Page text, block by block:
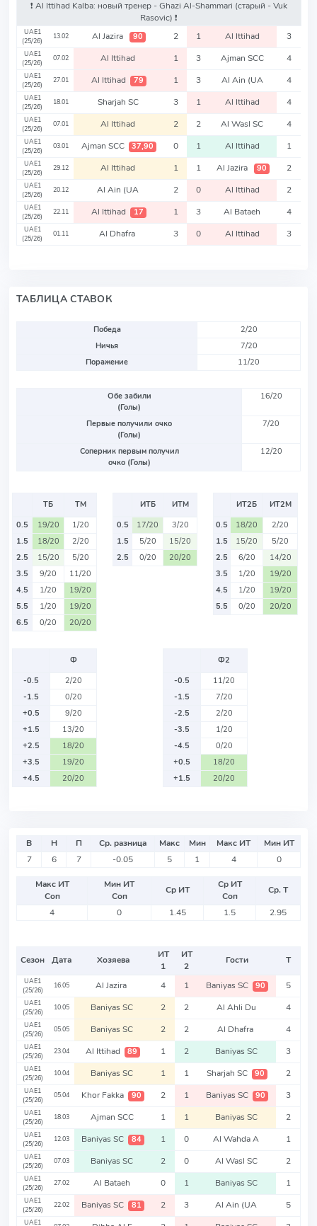
❗️ Al Ittihad Kalba: новый тренер - Ghazi Al-Shammari (старый - Vuk
Rasovic) ❗️
UAE1
(25/26)
13.02 Al Jazira 90 2 1 Al Ittihad 3
UAE1
(25/26)
07.02 Al Ittihad 1 3 Ajman SCC 4
UAE1
(25/26)
27.01 Al Ittihad 79 1 3 Al Ain (UA 4
UAE1
(25/26)
18.01 Sharjah SC 3 1 Al Ittihad 4
UAE1
(25/26)
07.01 Al Ittihad 2 2 Al Wasl SC 4
UAE1
(25/26)
03.01 Ajman SCC 37,90 0 1 Al Ittihad 1
UAE1
(25/26)
29.12 Al Ittihad 1 1 Al Jazira 90 2
UAE1
(25/26)
20.12 Al Ain (UA 2 0 Al Ittihad 2
UAE1
(25/26)
22.11 Al Ittihad 17 1 3 Al Bataeh 4
UAE1
(25/26)
01.11 Al Dhafra 3 0 Al Ittihad 3
ТАБЛИЦА СТАВОК
Победа
2/20
Ничья
7/20
Поражение
11/20
Обе забили
(Голы)
16/20
Первые получили очко
(Голы)
7/20
Соперник первым получил
очко (Голы)
12/20
ТБ
ТМ
0.5
19/20
1/20
1.5
18/20
2/20
2.5
15/20
5/20
3.5
9/20
11/20
4.5
1/20
19/20
5.5
1/20
19/20
6.5
0/20 20/20
ИТБ
ИТМ
0.5
17/20
3/20
1.5
5/20
15/20
2.5
0/20 20/20
ИТ2Б
ИТ2М
0.5
18/20
2/20
1.5
15/20
5/20
2.5
6/20
14/20
3.5
1/20
19/20
4.5
1/20
19/20
5.5
0/20 20/20
Ф
-0.5
2/20
-1.5
0/20
+0.5
9/20
+1.5
13/20
+2.5
18/20
+3.5
19/20
+4.5
20/20
Ф2
-0.5
11/20
-1.5
7/20
-2.5
2/20
-3.5
1/20
-4.5
0/20
+0.5
18/20
+1.5
20/20
В Н П Ср. разница Макс Мин Макс ИТ
Мин ИТ
7
6 7 -0.05 5 1 4 0
Макс ИТ
Соп
Мин ИТ
Соп
Ср ИТ
Ср ИТ
Соп
Ср. Т
4
0 1.45 1.5 2.95
Сезон Дата Хозяева
ИТ
1
ИТ
2
Гости Т
UAE1
(25/26)
16.05 Al Jazira 4 1 Baniyas SC 90 5
UAE1
(25/26)
10.05 Baniyas SC 2 2 Al Ahli Du 4
UAE1
(25/26)
05.05 Baniyas SC 2 2 Al Dhafra 4
UAE1
(25/26)
23.04 Al Ittihad 89 1 2 Baniyas SC 3
UAE1
(25/26)
10.04 Baniyas SC 1 1 Sharjah SC 90 2
UAE1
(25/26)
05.04 Khor Fakka 90 2 1 Baniyas SC 90 3
UAE1
(25/26)
18.03 Ajman SCC 1 1 Baniyas SC 2
UAE1
(25/26)
12.03 Baniyas SC 84 1 0 Al Wahda A 1
UAE1
(25/26)
07.03 Baniyas SC 2 0 Al Wasl SC 2
UAE1
(25/26)
27.02 Al Bataeh 0 1 Baniyas SC 1
UAE1
(25/26)
22.02 Baniyas SC 81 2 3 Al Ain (UA 5
UAE1